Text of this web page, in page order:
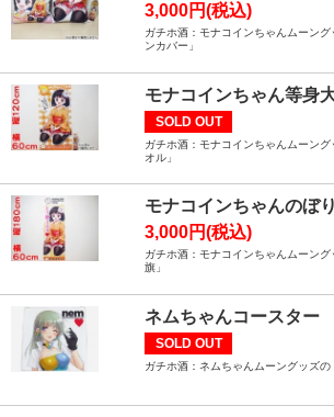
3,000円(税込)
ガチホ酒：モナコインちゃんムーング
ンカバー」
モナコインちゃん等身
SOLD OUT
ガチホ酒：モナコインちゃんムーング
オル」
モナコインちゃんのぼ
3,000円(税込)
ガチホ酒：モナコインちゃんムーング
旗」
ネムちゃんコースター
SOLD OUT
ガチホ酒：ネムちゃんムーングッズの